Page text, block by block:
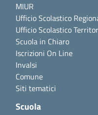
MIUR
Ufficio Scolastico
Ufficio Scolastico
Scuola in Chiaro
Iscrizioni On Line
Invalsi
Comune
Siti tematici
Scuola